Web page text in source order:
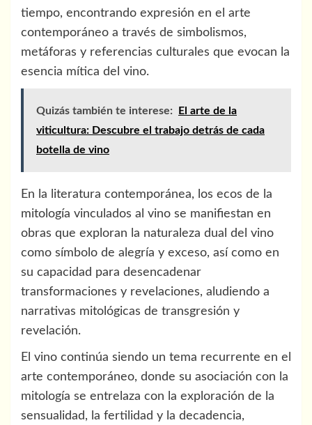
tiempo, encontrando expresión en el arte
contemporáneo a través de simbolismos,
metáforas y referencias culturales que evocan la
esencia mítica del vino.
Quizás también te interese:
El arte de la
viticultura: Descubre el trabajo detrás de cada
botella de vino
En la literatura contemporánea, los ecos de la
mitología vinculados al vino se manifiestan en
obras que exploran la naturaleza dual del vino
como símbolo de alegría y exceso, así como en
su capacidad para desencadenar
transformaciones y revelaciones, aludiendo a
narrativas mitológicas de transgresión y
revelación.
El vino continúa siendo un tema recurrente en el
arte contemporáneo, donde su asociación con la
mitología se entrelaza con la exploración de la
sensualidad, la fertilidad y la decadencia,